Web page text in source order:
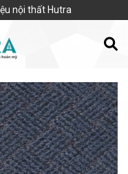
nội thất Hutra